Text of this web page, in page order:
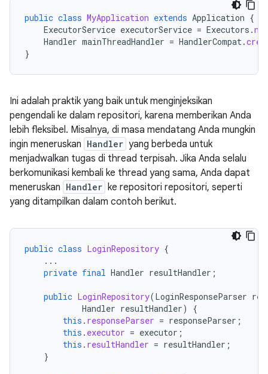
public class MyApplication extends Application {
ExecutorService executorService = Executors .
Handler mainThreadHandler = HandlerCompat.
}
Ini adalah praktik yang baik untuk menginjeksikan
pengendali ke dalam repositori, karena memberikan Anda
lebih fleksibel. Misalnya, di masa mendatang Anda mungkin
ingin meneruskan Handler yang berbeda untuk
menjadwalkan tugas di thread terpisah. Jika Anda selalu
berkomunikasi kembali ke thread yang sama, Anda dapat
meneruskan Handler ke repositori repositori, seperti
yang ditampilkan dalam contoh berikut.
public class LoginRepository {
...
private final Handler resultHandler ;
public LoginRepository(LoginResponseParser
Handler resultHandler)
{
this . responseParser = responseParser ;
this . executor = executor ;
this . resultHandler = resultHandler ;
}